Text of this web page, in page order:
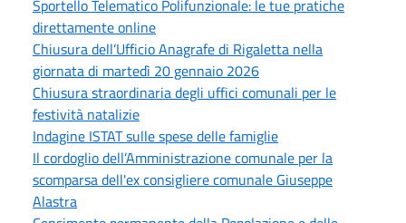
Sportello Telematico Polifunzionale: le tue pratiche
direttamente online
Chiusura dell’Ufficio Anagrafe di Rigaletta nella
giornata di martedì 20 gennaio 2026
Chiusura straordinaria degli uffici comunali per le
festività natalizie
Indagine ISTAT sulle spese delle famiglie
Il cordoglio dell’Amministrazione comunale per la
scomparsa dell'ex consigliere comunale Giuseppe
Alastra